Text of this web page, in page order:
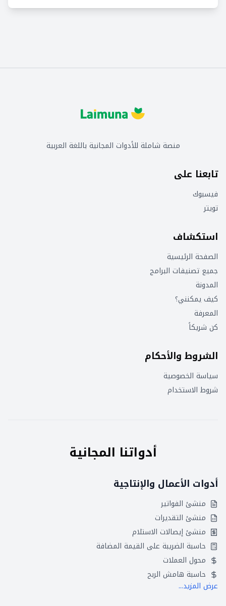
منصة شاملة للأدوات المجانية باللغة العربية
تابعنا على
فيسبوك
تويتر
استكشاف
الصفحة الرئيسية
جميع تصنيفات البرامج
المدونة
كيف يمكنني؟
المعرفة
كن شريكاً
الشروط والأحكام
سياسة الخصوصية
شروط الاستخدام
أدواتنا المجانية
أدوات الأعمال والإنتاجية
منشئ الفواتير
منشئ التقديرات
منشئ إيصالات الاستلام
حاسبة الضريبة على القيمة المضافة
محول العملات
حاسبة هامش الربح
عرض المزيد...